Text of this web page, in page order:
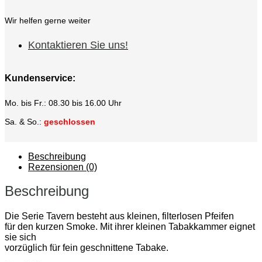
Wir helfen gerne weiter
Kontaktieren Sie uns!
Kundenservice:
Mo. bis Fr.: 08.30 bis 16.00 Uhr
Sa. & So.: geschlossen
Beschreibung
Rezensionen (0)
Beschreibung
Die Serie Tavern besteht aus kleinen, filterlosen Pfeifen
für den kurzen Smoke. Mit ihrer kleinen Tabakkammer eignet
sie sich
vorzüglich für fein geschnittene Tabake.